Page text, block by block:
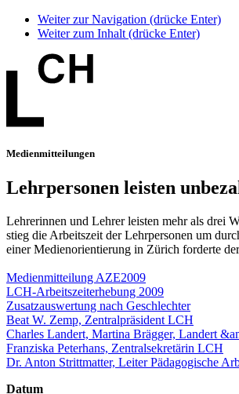
Weiter zur Navigation (drücke Enter)
Weiter zum Inhalt (drücke Enter)
Medienmitteilungen
Lehrpersonen leisten
Lehrerinnen und Lehrer leisten mehr als drei
stieg die Arbeitszeit der Lehrpersonen um
einer Medienorientierung in Zürich forderte
Medienmitteilung AZE2009
LCH-Arbeitszeiterhebung 2009
Zusatzauswertung nach Geschlechter
Beat W. Zemp, Zentralpräsident LCH
Charles Landert, Martina Brägger, Landert
Franziska Peterhans, Zentralsekretärin LCH
Dr. Anton Strittmatter, Leiter Pädagogische
Datum